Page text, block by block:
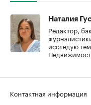
Наталия
Редактор,
исследую
Контактная информация